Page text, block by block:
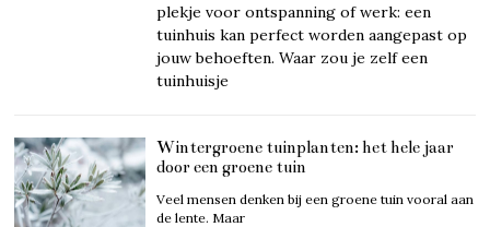
plekje voor ontspanning of werk: een
tuinhuis kan perfect worden aangepast op
jouw behoeften. Waar zou je zelf een
tuinhuisje
Wintergroene tuinplanten: het hele jaar
door een groene tuin
Veel mensen denken bij een groene tuin vooral aan
de lente. Maar